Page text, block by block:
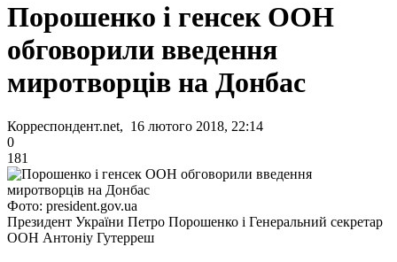
Порошенко і генсек ООН
обговорили введення
миротворців на Донбас
Корреспондент.net, 16 лютого 2018, 22:14
0
181
Фото: president.gov.ua
Президент України Петро Порошенко і Генеральний секретар
ООН Антоніу Гутерреш